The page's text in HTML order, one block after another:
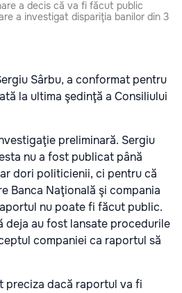
a decis că va fi făcut public
a investigat dispariţia banilor din 3
Sârbu, a conformat pentru
la ultima şedinţă a Consiliului
preliminară. Sergiu
nu a fost publicat până
dori politicienii, ci pentru că
Banca Naţională şi compania
nu poate fi făcut public.
deja au fost lansate procedurile
companiei ca raportul să
preciza dacă raportul va fi